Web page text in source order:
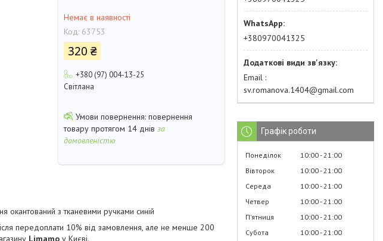
Немає в наявності
Код: 63753
320 ₴
+380 (97) 004-13-25
Світлана
повернення
товару протягом 14 днів за
домовленістю
з тканевими ручками синій
передоплати 10% від замовлення, але не менше 200
Limamo у Києві.
+380970041325
Email
sv.romanova.1404@gmail.com
Графік роботи
Понеділок 10:00 21:00
Вівторок
10:00 21:00
Середа
10:00 21:00
Четвер
10:00 21:00
Пʼятниця
10:00 21:00
Субота
10:00 21:00